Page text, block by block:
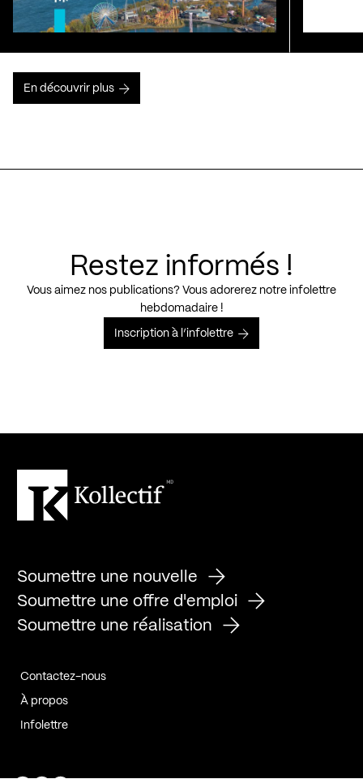
En découvrir plus
Restez informés !
Vous aimez nos publications? Vous adorerez notre infolettre
hebdomadaire !
Inscription à l’infolettre
Soumettre une nouvelle
Soumettre une offre d'emploi
Soumettre une réalisation
Contactez-nous
À propos
Infolettre